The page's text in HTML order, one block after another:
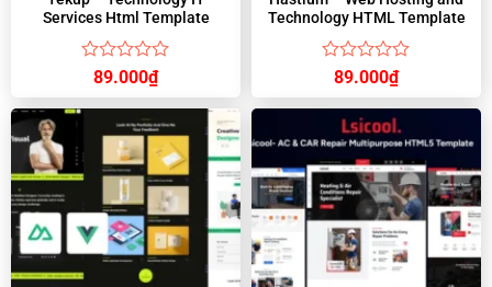
Services Html Template
Được
hạng
sao
89.000₫
Technology HTML Template
Được
hạng
5
sao
89.000₫